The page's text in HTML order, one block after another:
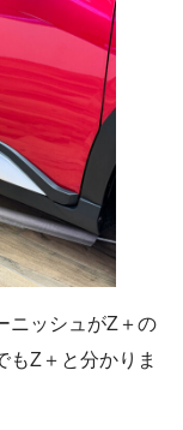
ニッシュがZ＋の
もZ＋と分かりま